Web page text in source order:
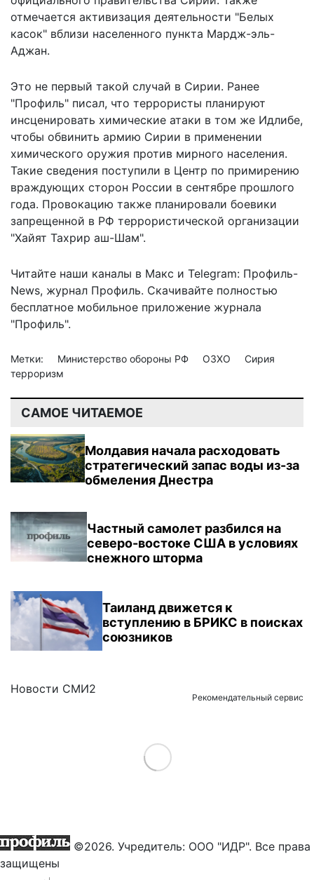
отмечается активизация деятельности "Белых
касок" вблизи населенного пункта Мардж-эль-
Аджан.
Это не первый такой случай в Сирии. Ранее
"Профиль" писал, что террористы планируют
инсценировать химические атаки в том же Идлибе,
чтобы обвинить армию Сирии в применении
химического оружия против мирного населения.
Такие сведения поступили в Центр по примирению
враждующих сторон России в сентябре прошлого
года. Провокацию также планировали боевики
запрещенной в РФ террористической организации
"Хайят Тахрир аш-Шам".
Читайте наши каналы в Макс и Telegram: Профиль-
News, журнал Профиль. Скачивайте полностью
бесплатное мобильное приложение журнала
"Профиль".
Метки: Министерство обороны РФ ОЗХО
Сирия
терроризм
САМОЕ ЧИТАЕМОЕ
Молдавия начала расходовать
стратегический запас воды из-за
обмеления Днестра
Частный самолет разбился на
северо-востоке США в условиях
снежного шторма
Таиланд движется к
вступлению в БРИКС в поисках
союзников
Новости СМИ2
Рекомендательный сервис
Load More
©2026. Учредитель: ООО "ИДР". Все права
защищены